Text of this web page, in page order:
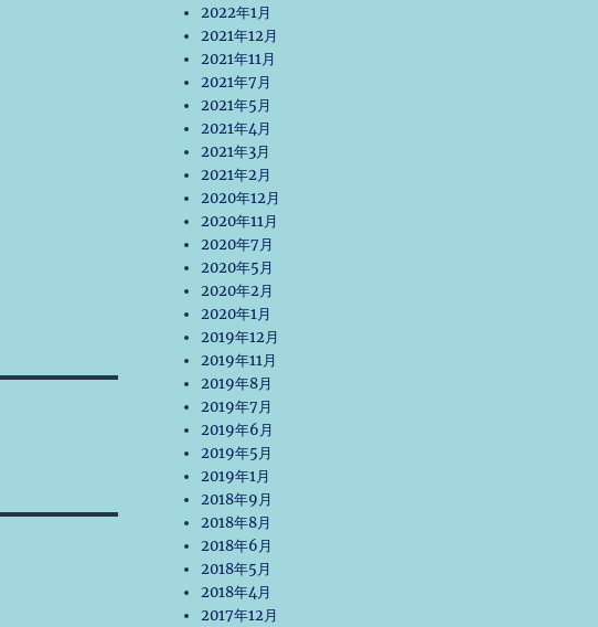
2022年1月
2021年12月
2021年11月
2021年7月
2021年5月
2021年4月
2021年3月
2021年2月
2020年12月
2020年11月
2020年7月
2020年5月
2020年2月
2020年1月
2019年12月
2019年11月
2019年8月
2019年7月
2019年6月
2019年5月
2019年1月
2018年9月
2018年8月
2018年6月
2018年5月
2018年4月
2017年12月